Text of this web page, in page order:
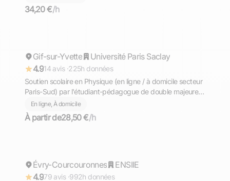
34,20 €/h
Répond rapidement
Gif-sur-Yvette
Université Paris Saclay
4.914 avis ·225h données
Soutien scolaire en Physique (en ligne / à domicile secteur
Paris-Sud) par l'étudiant-pédagogue de double majeure
Mathématiques Informatique à l'Université Paris-Saclay
(ex-Blaise Pascalien)
En ligne, À domicile
À partir de28,50 €/h
Répond rapidement
Évry-Courcouronnes
ENSIIE
4.979 avis ·992h données